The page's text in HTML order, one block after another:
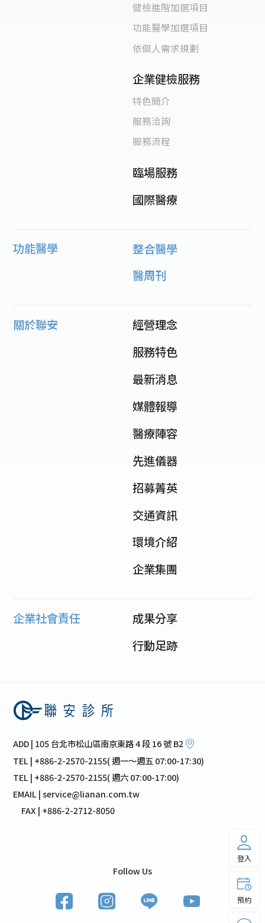
健檢進階加選項目
功能醫學加選項目
依個人需求規劃
企業健檢服務
特色簡介
服務洽詢
服務流程
臨場服務
國際醫療
功能醫學
整合醫學
醫周刊
關於聯安
經營理念
服務特色
最新消息
媒體報導
醫療陣容
先進儀器
招募菁英
交通資訊
環境介紹
企業集團
企業社會責任
成果分享
行動足跡
ADD | 105 台北市松山區南京東路 4 段 16 號 B2
TEL | +886-2-2570-2155( 週一～週五 07:00-17:30)
TEL | +886-2-2570-2155( 週六 07:00-17:00)
EMAIL | service@lianan.com.tw
FAX | +886-2-2712-8050
Follow Us
登入
預約